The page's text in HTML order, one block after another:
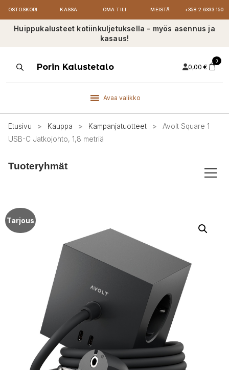
OSTOSKORI KASSA OMA TILI MEISTÄ +358 2 6333 150
Huippukalusteet kotiinkuljetuksella - myös asennus ja
kasaus!
ProductsPorin Kalustetalo 0,00 €
0
Avaa valikko
Etusivu > Kauppa > Kampanjatuotteet >
Avolt Square 1
USB-C Jatkojohto, 1,8 metriä
Tuoteryhmät
Tarjous